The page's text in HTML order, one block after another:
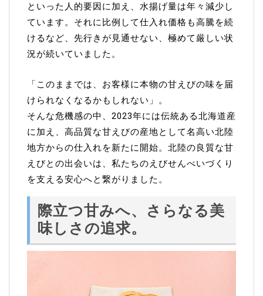
といった人的要因に加え、水揚げ量は年々減少し
ています。それに比例して仕入れ価格も高騰を続
けるなど、先行きが見通せない、極めて厳しい状
況が続いていました。
「このままでは、お客様に本物の甘えびの味を届
けられなくなるかもしれない」。
そんな危機感の中、2023年には伝統ある北海道産
に加え、高品質な甘えびの産地として名高い北陸
地方からの仕入れを新たに開始。北陸の良質な甘
えびとの出会いは、私たちのえびせんべいづくり
を支える安心へと繋がりました。
際立つ甘みへ、さらなる美
味しさの追求。